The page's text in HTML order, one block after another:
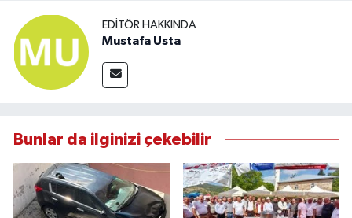
EDITÖR HAKKINDA
Mustafa Usta
Bunlar da ilginizi çekebilir